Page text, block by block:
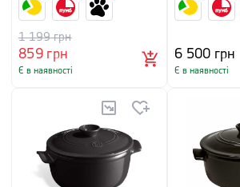
859грн
1 199грн
Є в наявності
6 500 грн
Є в наявності